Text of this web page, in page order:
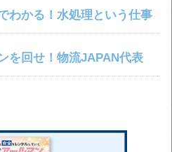
わかる！水処理という仕事
を回せ！物流JAPAN代表